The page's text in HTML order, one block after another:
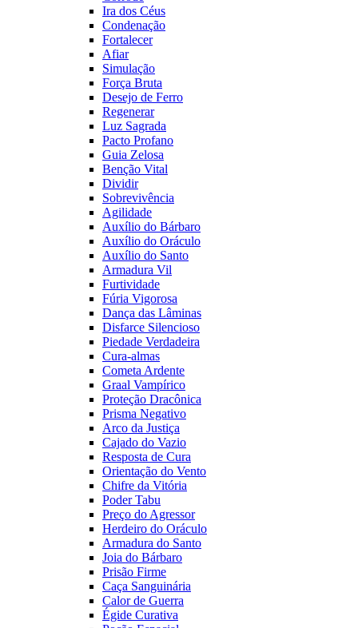
Ira dos Céus
Condenação
Fortalecer
Afiar
Simulação
Força Bruta
Desejo de Ferro
Regenerar
Luz Sagrada
Pacto Profano
Guia Zelosa
Benção Vital
Dividir
Sobrevivência
Agilidade
Auxílio do Bárbaro
Auxílio do Oráculo
Auxílio do Santo
Armadura Vil
Furtividade
Fúria Vigorosa
Dança das Lâminas
Disfarce Silencioso
Piedade Verdadeira
Cura-almas
Cometa Ardente
Graal Vampírico
Proteção Dracônica
Prisma Negativo
Arco da Justiça
Cajado do Vazio
Resposta de Cura
Orientação do Vento
Chifre da Vitória
Poder Tabu
Preço do Agressor
Herdeiro do Oráculo
Armadura do Santo
Joia do Bárbaro
Prisão Firme
Caça Sanguinária
Calor de Guerra
Égide Curativa